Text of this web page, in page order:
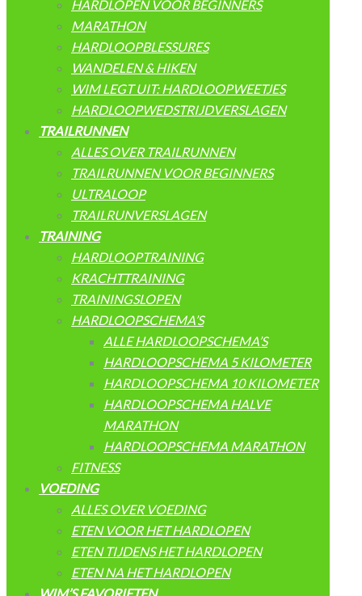
HARDLOPEN VOOR BEGINNERS
MARATHON
HARDLOOPBLESSURES
WANDELEN & HIKEN
WIM LEGT UIT: HARDLOOPWEETJES
HARDLOOPWEDSTRIJDVERSLAGEN
TRAILRUNNEN
ALLES OVER TRAILRUNNEN
TRAILRUNNEN VOOR BEGINNERS
ULTRALOOP
TRAILRUNVERSLAGEN
TRAINING
HARDLOOPTRAINING
KRACHTTRAINING
TRAININGSLOPEN
HARDLOOPSCHEMA’S
ALLE HARDLOOPSCHEMA’S
HARDLOOPSCHEMA 5 KILOMETER
HARDLOOPSCHEMA 10 KILOMETER
HARDLOOPSCHEMA HALVE
MARATHON
HARDLOOPSCHEMA MARATHON
FITNESS
VOEDING
ALLES OVER VOEDING
ETEN VOOR HET HARDLOPEN
ETEN TIJDENS HET HARDLOPEN
ETEN NA HET HARDLOPEN